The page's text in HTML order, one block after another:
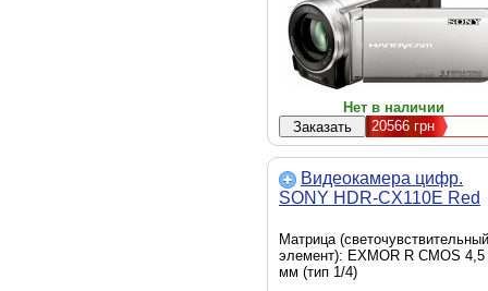
Нет в наличии
20566грн
Видеокамера цифр.
SONY HDR-CX110E Red
Матрица (светочувствительный
элемент): EXMOR R CMOS 4,5
мм (тип 1/4)